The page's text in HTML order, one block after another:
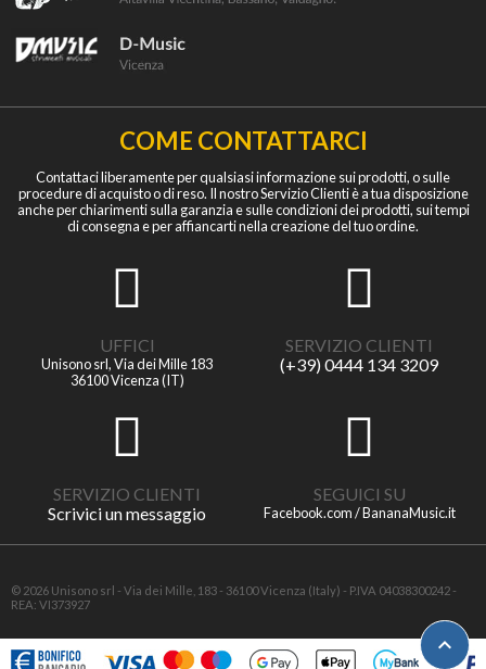

COME CONTATTARCI
Contattaci liberamente per qualsiasi informazione sui prodotti, o sulle
procedure di acquisto o di reso. Il nostro Servizio Clienti è a tua disposizione
anche per chiarimenti sulla garanzia e sulle condizioni dei prodotti, sui tempi
di consegna e per affiancarti nella creazione del tuo ordine.
UFFICI
Unisono srl, Via dei Mille 183
36100 Vicenza (IT)
SERVIZIO CLIENTI
(+39) 0444 134 3209
SERVIZIO CLIENTI
Scrivici un messaggio
SEGUICI SU
Facebook.com / BananaMusic.it
© 2026 Unisono srl - Via dei Mille, 183 - 36100 Vicenza (Italy) - P.IVA 04038300242 -
REA: VI373927